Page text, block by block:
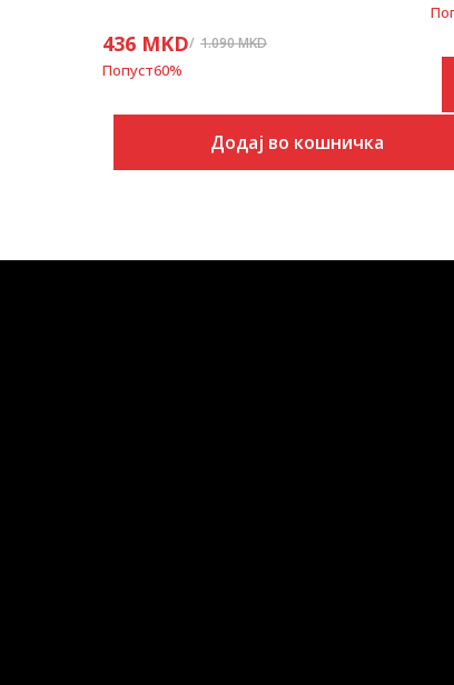
436 MKD 1.090MKD
Попуст60%
Додај во кошничка